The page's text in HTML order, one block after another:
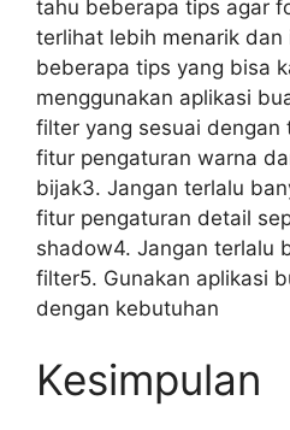
tahu beberapa tips agar
terlihat lebih menarik dan
beberapa tips yang bisa
menggunakan aplikasi
filter yang sesuai dengan
fitur pengaturan warna
bijak3. Jangan terlalu
fitur pengaturan detail
shadow4. Jangan terlalu
filter5. Gunakan aplikasi
dengan kebutuhan
Kesimpulan